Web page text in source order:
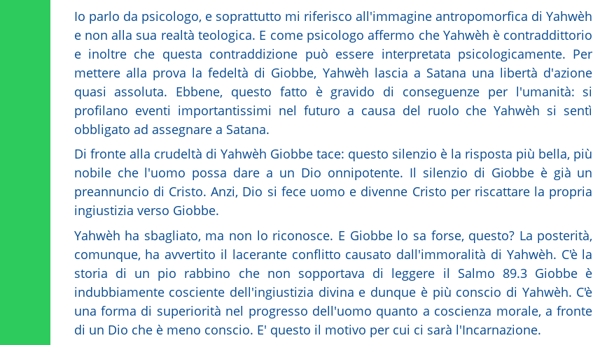
Io parlo da psicologo, e soprattutto mi riferisco all'immagine antropomorfica di Yahwèh
e non alla sua realtà teologica. E come psicologo affermo che Yahwèh è contraddittorio
e inoltre che questa contraddizione può essere interpretata psicologicamente. Per
mettere alla prova la fedeltà di Giobbe, Yahwèh lascia a Satana una libertà d'azione
quasi assoluta. Ebbene, questo fatto è gravido di conseguenze per l'umanità: si
profilano eventi importantissimi nel futuro a causa del ruolo che Yahwèh si sentì
obbligato ad assegnare a Satana.
Di fronte alla crudeltà di Yahwèh Giobbe tace: questo silenzio è la risposta più bella, più
nobile che l'uomo possa dare a un Dio onnipotente. Il silenzio di Giobbe è già un
preannuncio di Cristo. Anzi, Dio si fece uomo e divenne Cristo per riscattare la propria
ingiustizia verso Giobbe.
Yahwèh ha sbagliato, ma non lo riconosce. E Giobbe lo sa forse, questo? La posterità,
comunque, ha avvertito il lacerante conflitto causato dall'immoralità di Yahwèh. C'è la
storia di un pio rabbino che non sopportava di leggere il Salmo 89.3 Giobbe è
indubbiamente cosciente dell'ingiustizia divina e dunque è più conscio di Yahwèh. C'è
una forma di superiorità nel progresso dell'uomo quanto a coscienza morale, a fronte
di un Dio che è meno conscio. E' questo il motivo per cui ci sarà l'Incarnazione.